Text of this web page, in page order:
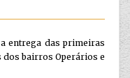
entrega das primeiras
bairros Operários e